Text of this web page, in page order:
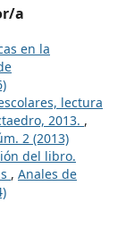
a
en la
lectura
2013. ,
2 (2013)
del libro.
, Anales de